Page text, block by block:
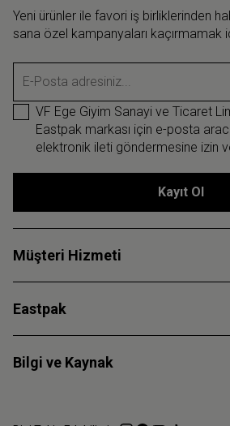
Yeni ürünler ile favori iş birliklerinden
sana özel kampanyaları kaçırmamak
E-Posta adresiniz...
VF Ege Giyim Sanayi ve Ticaret
Eastpak markası için e-posta
elektronik ileti göndermesine izin
Kayıt Ol
Müşteri Hizmeti
Eastpak
Bilgi ve Kaynak